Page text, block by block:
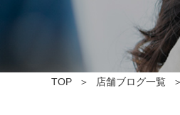
TOP 店舗ブログ一覧